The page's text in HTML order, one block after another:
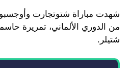
من الدوري الألماني، تمريرة
شتيلر.